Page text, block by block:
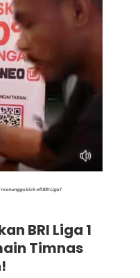
kick off BRI Liga 1
BRI Liga 1
Timnas